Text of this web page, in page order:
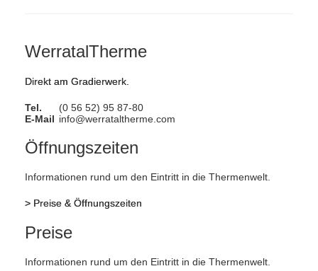
WerratalTherme
Direkt am Gradierwerk.
Tel.
(0 56 52) 95 87-80
E-Mail info@werrataltherme.com
Öffnungszeiten
Informationen rund um den Eintritt in die Thermenwelt.
> Preise & Öffnungszeiten
Preise
Informationen rund um den Eintritt in die Thermenwelt.